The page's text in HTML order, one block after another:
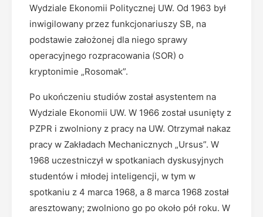
Wydziale Ekonomii Politycznej UW. Od 1963 był
inwigilowany przez funkcjonariuszy SB, na
podstawie założonej dla niego sprawy
operacyjnego rozpracowania (SOR) o
kryptonimie „Rosomak”.
Po ukończeniu studiów został asystentem na
Wydziale Ekonomii UW. W 1966 został usunięty z
PZPR i zwolniony z pracy na UW. Otrzymał nakaz
pracy w Zakładach Mechanicznych „Ursus”. W
1968 uczestniczył w spotkaniach dyskusyjnych
studentów i młodej inteligencji, w tym w
spotkaniu z 4 marca 1968, a 8 marca 1968 został
aresztowany; zwolniono go po około pół roku. W